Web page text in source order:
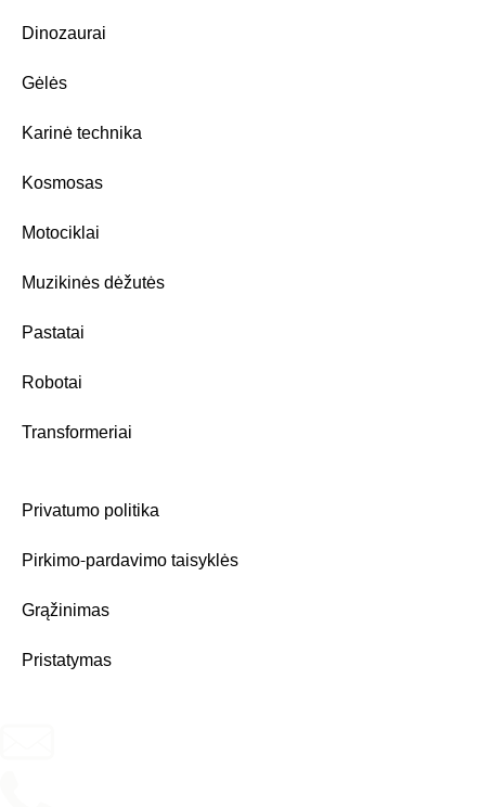
Dinozaurai
Gėlės
Karinė technika
Kosmosas
Motociklai
Muzikinės dėžutės
Pastatai
Robotai
Transformeriai
Privatumo politika
Pirkimo-pardavimo taisyklės
Grąžinimas
Pristatymas